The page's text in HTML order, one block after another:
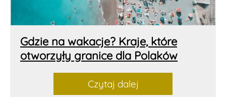
Gdzie na wakacje? Kraje, które
otworzyły granice dla Polaków
Czytaj dalej